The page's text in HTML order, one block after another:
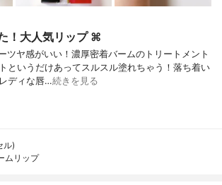
！大人気リップ ⌘
ツヤ感がいい！濃厚密着バームのトリートメント
というだけあってスルスル塗れちゃう！落ち着い
ディな唇…続きを見る
ル)
ムリップ